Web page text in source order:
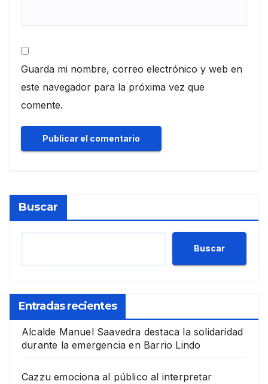
Guarda mi nombre, correo electrónico y web en
este navegador para la próxima vez que
comente.
Buscar
Buscar
Entradas recientes
Alcalde Manuel Saavedra destaca la solidaridad
durante la emergencia en Barrio Lindo
Cazzu emociona al público al interpretar